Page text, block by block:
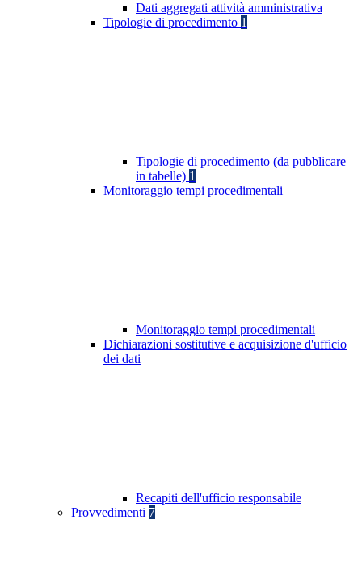
Dati aggregati attività amministrativa
Tipologie di procedimento 1
Tipologie di procedimento (da pubblicare
in tabelle) 1
Monitoraggio tempi procedimentali
Monitoraggio tempi procedimentali
Dichiarazioni sostitutive e acquisizione d'ufficio
dei dati
Recapiti dell'ufficio responsabile
Provvedimenti 7